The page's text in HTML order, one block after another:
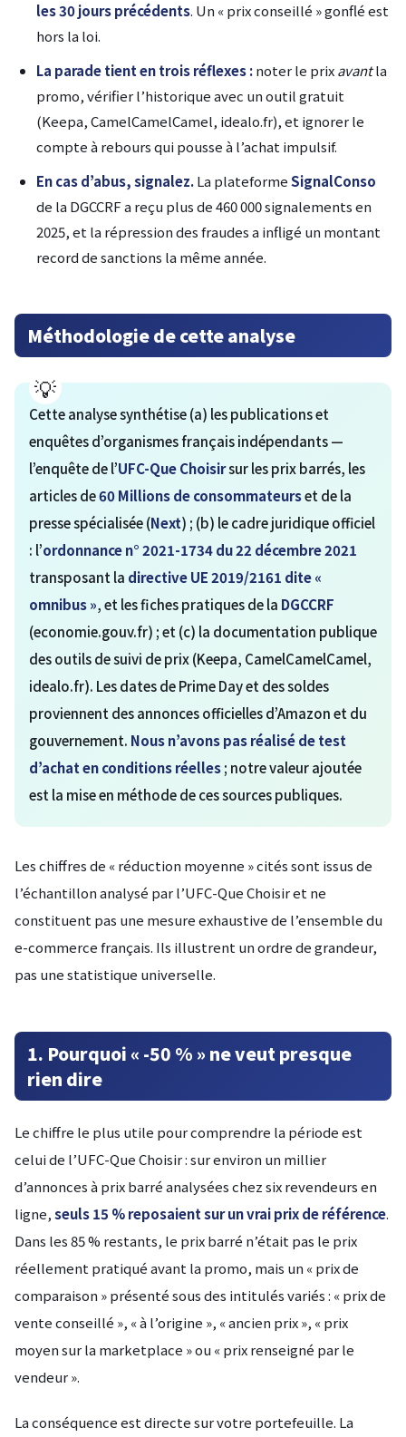
les 30 jours précédents. Un « prix conseillé » gonflé est
hors la loi.
La parade tient en trois réflexes :noter le prixavantla
promo, vérifier l’historique avec un outil gratuit
(Keepa, CamelCamelCamel, idealo.fr), et ignorer le
compte à rebours qui pousse à l’achat impulsif.
En cas d’abus, signalez.La plateformeSignalConso
de la DGCCRF a reçu plus de 460 000 signalements en
2025, et la répression des fraudes a infligé un montant
record de sanctions la même année.
Méthodologie de cette analyse
Cette analyse synthétise (a) les publications et
enquêtes d’organismes français indépendants —
l’enquête de l’UFC-Que Choisirsur les prix barrés, les
articles de60 Millions de consommateurset de la
presse spécialisée (Next) ; (b) le cadre juridique officiel
: l’ordonnance n° 2021-1734 du 22 décembre 2021
transposant la directive UE 2019/2161 dite «
omnibus », et les fiches pratiques de la DGCCRF
(economie.gouv.fr) ; et (c) la documentation publique
des outils de suivi de prix (Keepa, CamelCamelCamel,
idealo.fr). Les dates de Prime Day et des soldes
proviennent des annonces officielles d’Amazon et du
gouvernement. Nous n’avons pas réalisé de test
d’achat en conditions réelles; notre valeur ajoutée
est la mise en méthode de ces sources publiques.
Les chiffres de « réduction moyenne » cités sont issus de
l’échantillon analysé par l’UFC-Que Choisir et ne
constituent pas une mesure exhaustive de l’ensemble du
e-commerce français. Ils illustrent un ordre de grandeur,
pas une statistique universelle.
1. Pourquoi « -50 % » ne veut presque
rien dire
Le chiffre le plus utile pour comprendre la période est
celui de l’UFC-Que Choisir : sur environ un millier
d’annonces à prix barré analysées chez six revendeurs en
ligne,seuls 15 % reposaient sur un vrai prix de référence.
Dans les 85 % restants, le prix barré n’était pas le prix
réellement pratiqué avant la promo, mais un « prix de
comparaison » présenté sous des intitulés variés : « prix de
vente conseillé », « à l’origine », « ancien prix », « prix
moyen sur la marketplace » ou « prix renseigné par le
vendeur ».
La conséquence est directe sur votre portefeuille. La